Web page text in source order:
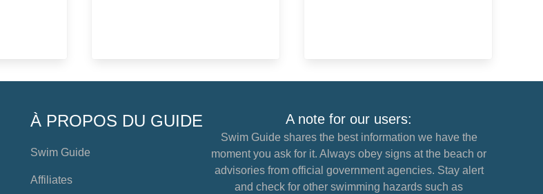
À PROPOS DU GUIDE
Swim Guide
Affiliates
A note for our users:
Swim Guide shares the best information we have the
moment you ask for it. Always obey signs at the beach or
advisories from official government agencies. Stay alert
and check for other swimming hazards such as